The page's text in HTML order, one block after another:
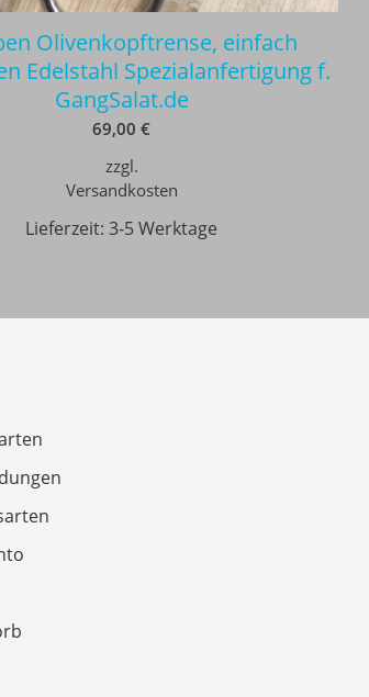
Olivenkopftrense, einfach
Edelstahl Spezialanfertigung f.
GangSalat.de
69,00€
zzgl.
Versandkosten
Lieferzeit:3-5 Werktage